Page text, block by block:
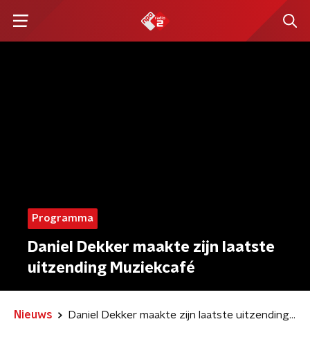
Programma
Daniel Dekker maakte zijn laatste
uitzending Muziekcafé
Nieuws Daniel Dekker maakte zijn laatste uitzending Muziekcafé